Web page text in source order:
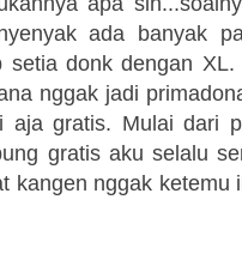
ada banyak
donk dengan XL.
nggak jadi
aja gratis. Mulai dari
gratis aku selalu
kangen nggak ketemu